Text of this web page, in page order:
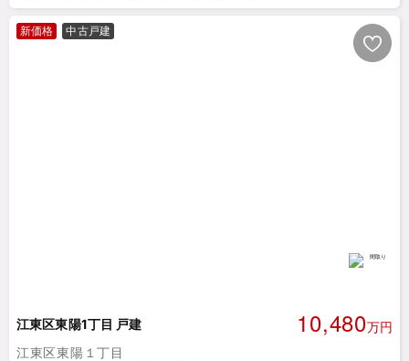
新価格 中古戸建
江東区東陽1丁目 戸建 10,480万円
江東区東陽１丁目